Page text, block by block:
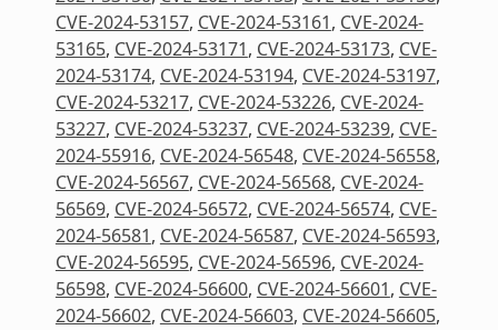
CVE-2024-53157, CVE-2024-53161, CVE-2024-
53165, CVE-2024-53171, CVE-2024-53173, CVE-
2024-53174, CVE-2024-53194, CVE-2024-53197,
CVE-2024-53217, CVE-2024-53226, CVE-2024-
53227, CVE-2024-53237, CVE-2024-53239, CVE-
2024-55916, CVE-2024-56548, CVE-2024-56558,
CVE-2024-56567, CVE-2024-56568, CVE-2024-
56569, CVE-2024-56572, CVE-2024-56574, CVE-
2024-56581, CVE-2024-56587, CVE-2024-56593,
CVE-2024-56595, CVE-2024-56596, CVE-2024-
56598, CVE-2024-56600, CVE-2024-56601, CVE-
2024-56602, CVE-2024-56603, CVE-2024-56605,